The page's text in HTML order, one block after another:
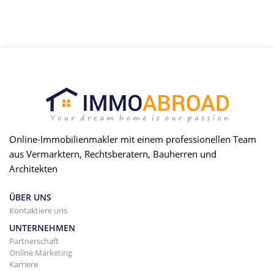
Online-Immobilienmakler mit einem professionellen Team
aus Vermarktern, Rechtsberatern, Bauherren und
Architekten
ÜBER UNS
Kontaktiere uns
UNTERNEHMEN
Partnerschaft
Online Marketing
Karriere